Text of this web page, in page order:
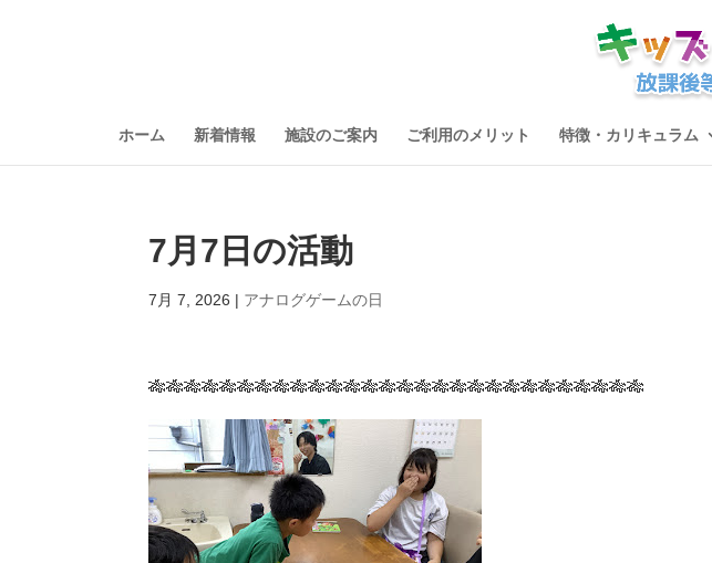
ホーム 新着情報 施設のご案内 ご利用のメリット 特徴・カリキュラム
7月7日の活動
7月 7, 2026 | アナログゲームの日
🎋🎋🎋🎋🎋🎋🎋🎋🎋🎋🎋🎋🎋🎋🎋🎋🎋🎋🎋🎋🎋🎋🎋🎋🎋🎋🎋🎋